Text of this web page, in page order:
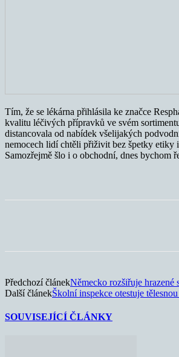
Tím, že se lékárna přihlásila ke značce
kvalitu léčivých přípravků ve svém
distancovala od nabídek všelijakých
nemocech lidí chtěli přiživit bez špetky etiky
Samozřejmě šlo i o obchodní, dnes bychom
Předchozí článekNěmecko rozšiřuje hrazené
Další článekŠkolní inspekce otestuje
SOUVISEJÍCÍ ČLÁNKY